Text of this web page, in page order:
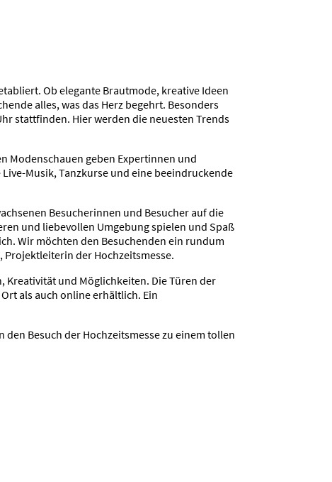
Ob elegante Brautmode, kreative Ideen
alles, was das Herz begehrt. Besonders
stattfinden. Hier werden die neuesten Trends
Modenschauen geben Expertinnen und
Musik, Tanzkurse und eine beeindruckende
Besucherinnen und Besucher auf die
und liebevollen Umgebung spielen und Spaß
Wir möchten den Besuchenden ein rundum
Projektleiterin der Hochzeitsmesse.
Kreativität und Möglichkeiten. Die Türen der
als auch online erhältlich. Ein
Besuch der Hochzeitsmesse zu einem tollen